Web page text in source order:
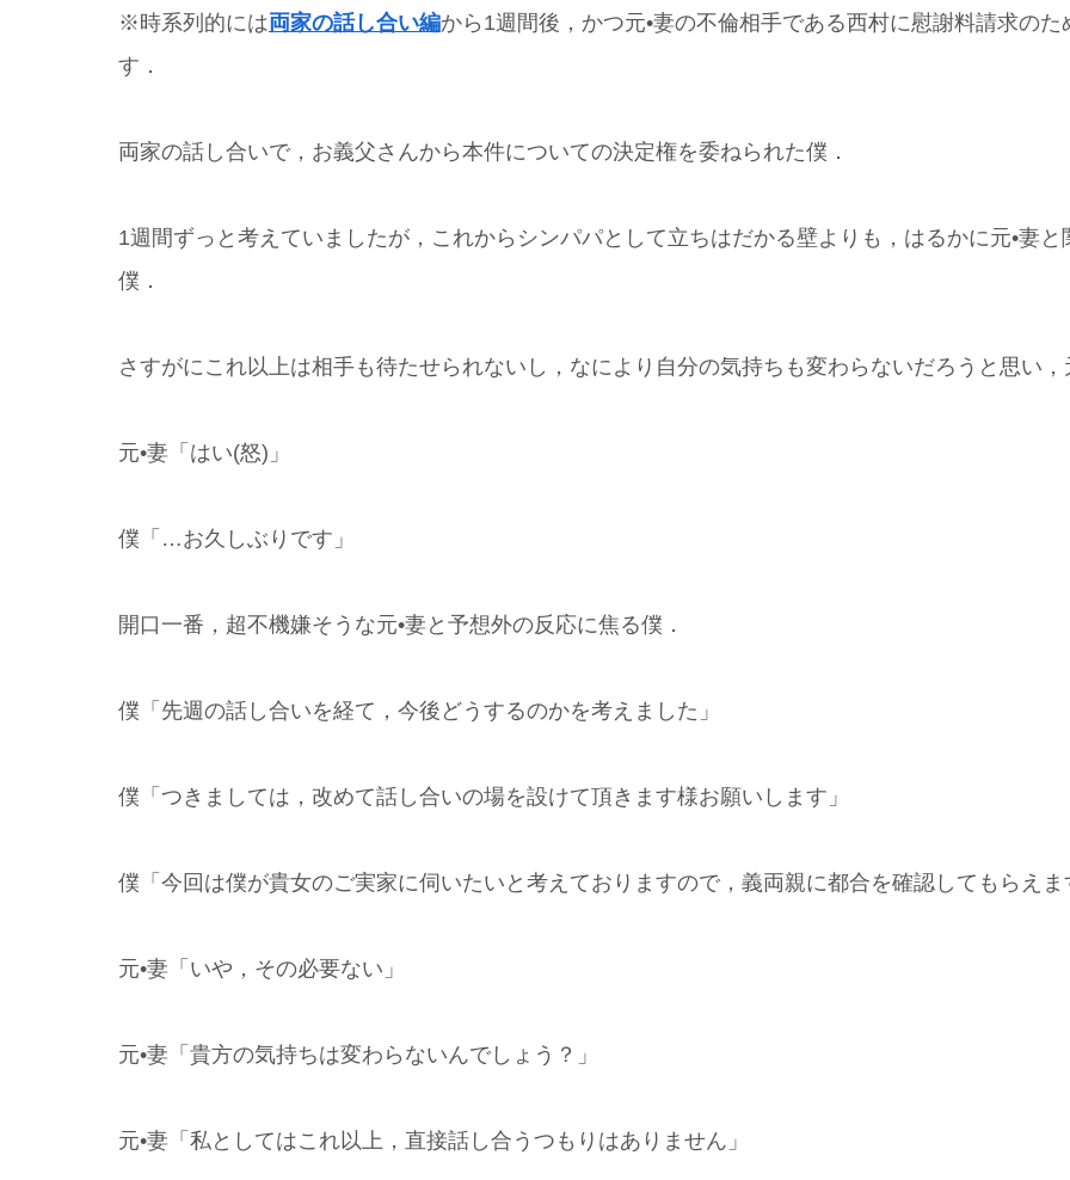
※時系列的には両家の話し合い編から1週間後，かつ元•妻の不倫相手である西村に慰謝料請求のた
す．
両家の話し合いで，お義父さんから本件についての決定権を委ねられた僕．
1週間ずっと考えていましたが，これからシンパパとして立ちはだかる壁よりも，はるかに元•妻
僕．
さすがにこれ以上は相手も待たせられないし，なにより自分の気持ちも変わらないだろうと思い，
元•妻「はい(怒)」
僕「…お久しぶりです」
開口一番，超不機嫌そうな元•妻と予想外の反応に焦る僕．
僕「先週の話し合いを経て，今後どうするのかを考えました」
僕「つきましては，改めて話し合いの場を設けて頂きます様お願いします」
僕「今回は僕が貴女のご実家に伺いたいと考えておりますので，義両親に都合を確認してもらえま
元•妻「いや，その必要ない」
元•妻「貴方の気持ちは変わらないんでしょう？」
元•妻「私としてはこれ以上，直接話し合うつもりはありません」